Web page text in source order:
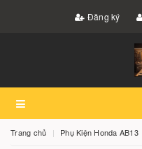
Đăng ký
Trang chủ Phụ Kiện Honda AB13